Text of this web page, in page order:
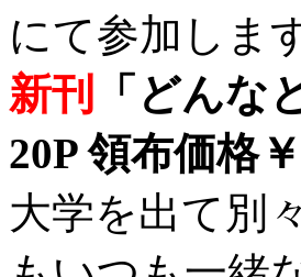
にて参加しま
新刊
「どん
20P 領布価格
大学を出て別